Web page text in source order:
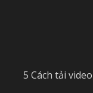
5 Cách tải